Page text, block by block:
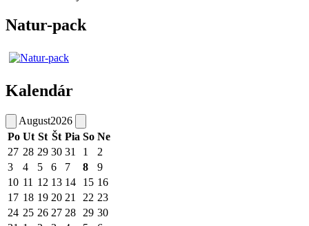
Natur-pack
Kalendár
August2026
Po Ut St Št Pia So Ne
27 28 29 30 31 1
2
3
4 5 6 7 8
9
10 11 12 13 14 15 16
17 18 19 20 21 22 23
24 25 26 27 28 29 30